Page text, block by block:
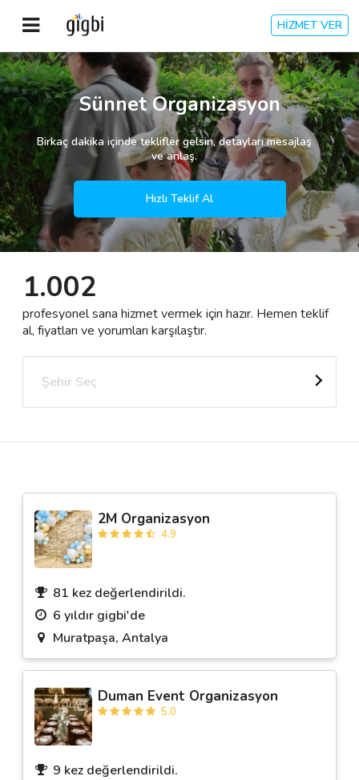
HİZMET VER
Anasayfa
Giriş Yap
Kayıt Ol
Kategoriler
🎈 Biz Kimiz?
🧐 Nasıl Çalışır?
Destek
İletişim
Blog
Sünnet Organizasyon
Birkaç dakika içinde teklifler gelsin, detayları mesajlaş
ve anlaş.
Hızlı Teklif Al
1.002
profesyonel sana hizmet vermek için hazır. Hemen teklif
al, fiyatları ve yorumları karşılaştır.
Şehir Seç
2M Organizasyon
4.9
81 kez değerlendirildi.
6 yıldır gigbi'de
Muratpaşa, Antalya
Duman Event Organizasyon
5.0
9 kez değerlendirildi.